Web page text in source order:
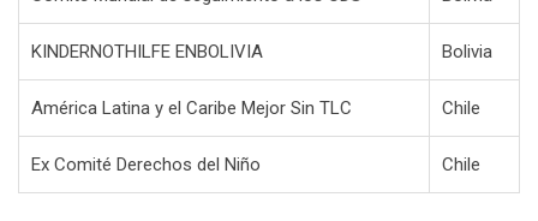
KINDERNOTHILFE ENBOLIVIA Bolivia
América Latina y el Caribe Mejor Sin TLC Chile
Ex Comité Derechos del Niño Chile